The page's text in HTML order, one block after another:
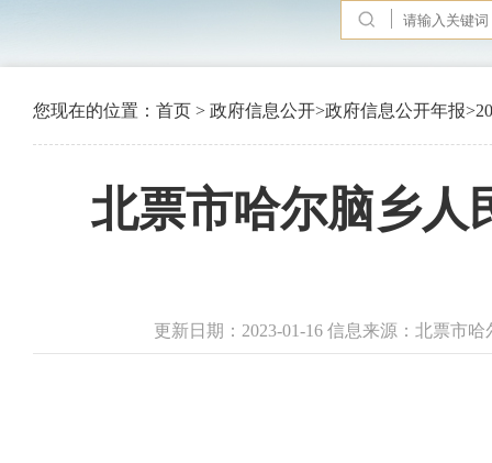
您现在的位置： 首页 > 政府信息公开>政府信息公开年报>
北票市哈尔脑乡人
更新日期：2023-01-16 信息来源：北票市